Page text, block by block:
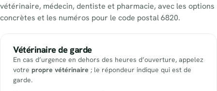
vétérinaire, médecin, dentiste et pharmacie, avec les options
concrètes et les numéros pour le code postal 6820.
Vétérinaire de garde
En cas d’urgence en dehors des heures d’ouverture, appelez
votre propre vétérinaire ; le répondeur indique qui est de
garde.